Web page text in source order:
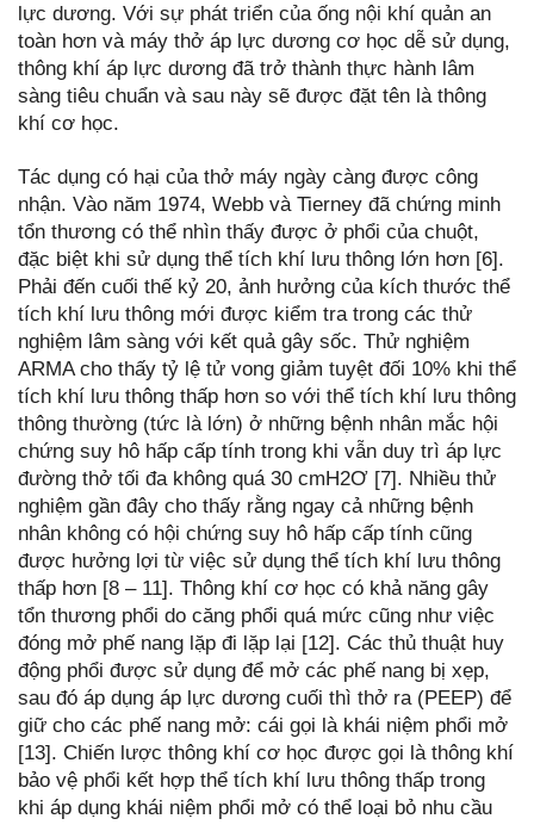
lực dương. Với sự phát triển của ống nội khí quản an
toàn hơn và máy thở áp lực dương cơ học dễ sử dụng,
thông khí áp lực dương đã trở thành thực hành lâm
sàng tiêu chuẩn và sau này sẽ được đặt tên là thông
khí cơ học.
Tác dụng có hại của thở máy ngày càng được công
nhận. Vào năm 1974, Webb và Tierney đã chứng minh
tổn thương có thể nhìn thấy được ở phổi của chuột,
đặc biệt khi sử dụng thể tích khí lưu thông lớn hơn [6].
Phải đến cuối thế kỷ 20, ảnh hưởng của kích thước thể
tích khí lưu thông mới được kiểm tra trong các thử
nghiệm lâm sàng với kết quả gây sốc. Thử nghiệm
ARMA cho thấy tỷ lệ tử vong giảm tuyệt đối 10% khi thể
tích khí lưu thông thấp hơn so với thể tích khí lưu thông
thông thường (tức là lớn) ở những bệnh nhân mắc hội
chứng suy hô hấp cấp tính trong khi vẫn duy trì áp lực
đường thở tối đa không quá 30 cmH2Ơ [7]. Nhiều thử
nghiệm gần đây cho thấy rằng ngay cả những bệnh
nhân không có hội chứng suy hô hấp cấp tính cũng
được hưởng lợi từ việc sử dụng thể tích khí lưu thông
thấp hơn [8 – 11]. Thông khí cơ học có khả năng gây
tổn thương phổi do căng phổi quá mức cũng như việc
đóng mở phế nang lặp đi lặp lại [12]. Các thủ thuật huy
động phổi được sử dụng để mở các phế nang bị xẹp,
sau đó áp dụng áp lực dương cuối thì thở ra (PEEP) để
giữ cho các phế nang mở: cái gọi là khái niệm phổi mở
[13]. Chiến lược thông khí cơ học được gọi là thông khí
bảo vệ phổi kết hợp thể tích khí lưu thông thấp trong
khi áp dụng khái niệm phổi mở có thể loại bỏ nhu cầu